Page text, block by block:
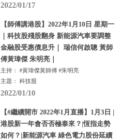
2022/01/17
【師傅講港股】2022年1月10日 星期一
｜科技股殘股翻身 新能源汽車要調整
金融股受惠債息升｜ 瑞信何啟聰 黃師
傅黃瑋傑 朱明亮｜
主持： #黃瑋傑黃師傅 #朱明亮
主題： 科技股
2022/01/10
【#繼續開市 2022年1月直播】1月3日 |
港股新一年會否否極泰來？|恆指走勢
如何？|新能源汽車 綠色電力股份延續